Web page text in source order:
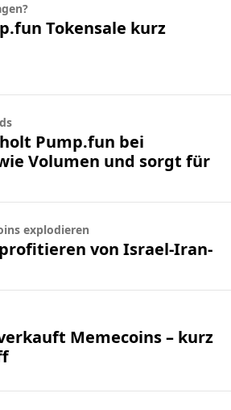
Tokensale kurz
Pump.fun bei
Volumen und sorgt für
explodieren
von Israel-Iran-
Memecoins – kurz